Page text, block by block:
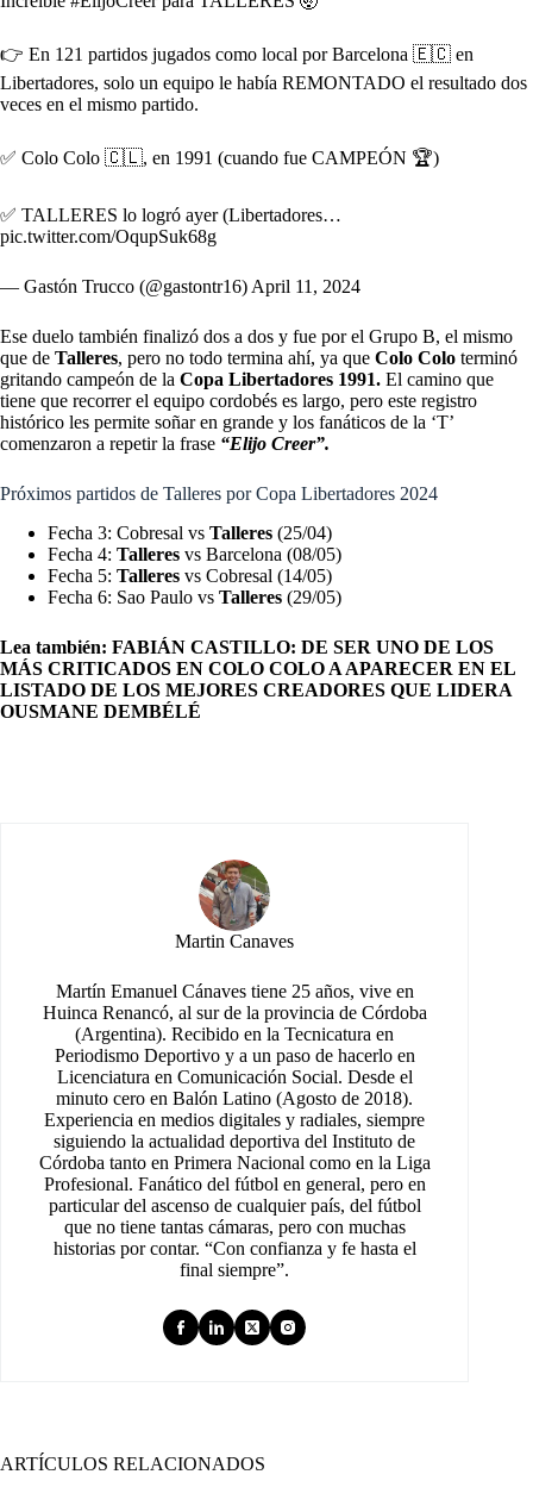
👉 En 121 partidos jugados como local por Barcelona 🇪🇨 en
Libertadores, solo un equipo le había REMONTADO el resultado dos
veces en el mismo partido.
✅ Colo Colo 🇨🇱, en 1991 (cuando fue CAMPEÓN 🏆)
✅ TALLERES lo logró ayer (Libertadores…
pic.twitter.com/OqupSuk68g
— Gastón Trucco (@gastontr16) April 11, 2024
Ese duelo también finalizó dos a dos y fue por el Grupo B, el mismo
que de Talleres, pero no todo termina ahí, ya que Colo Colo terminó
gritando campeón de la Copa Libertadores 1991. El camino que
tiene que recorrer el equipo cordobés es largo, pero este registro
histórico les permite soñar en grande y los fanáticos de la ‘T’
comenzaron a repetir la frase “Elijo Creer”.
Próximos partidos de Talleres por Copa Libertadores 2024
Fecha 3: Cobresal vs Talleres (25/04)
Fecha 4: Talleres vs Barcelona (08/05)
Fecha 5: Talleres vs Cobresal (14/05)
Fecha 6: Sao Paulo vs Talleres (29/05)
Lea también: FABIÁN CASTILLO: DE SER UNO DE LOS
MÁS CRITICADOS EN COLO COLO A APARECER EN EL
LISTADO DE LOS MEJORES CREADORES QUE LIDERA
OUSMANE DEMBÉLÉ
Martin Canaves
Martín Emanuel Cánaves tiene 25 años, vive en
Huinca Renancó, al sur de la provincia de Córdoba
(Argentina). Recibido en la Tecnicatura en
Periodismo Deportivo y a un paso de hacerlo en
Licenciatura en Comunicación Social. Desde el
minuto cero en Balón Latino (Agosto de 2018).
Experiencia en medios digitales y radiales, siempre
siguiendo la actualidad deportiva del Instituto de
Córdoba tanto en Primera Nacional como en la Liga
Profesional. Fanático del fútbol en general, pero en
particular del ascenso de cualquier país, del fútbol
que no tiene tantas cámaras, pero con muchas
historias por contar. “Con confianza y fe hasta el
final siempre”.
ARTÍCULOS RELACIONADOS